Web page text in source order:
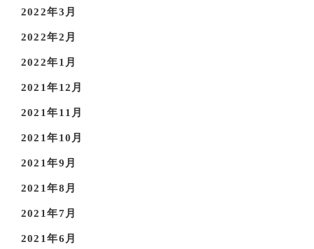
2022年3月
2022年2月
2022年1月
2021年12月
2021年11月
2021年10月
2021年9月
2021年8月
2021年7月
2021年6月